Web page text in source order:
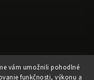
vám umožnili pohodlné
funkčnosti, výkonu a
práva vyhrazena.